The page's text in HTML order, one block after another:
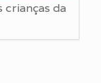
crianças da